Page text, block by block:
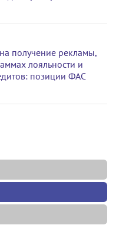
получение рекламы,
лояльности и
позиции ФАС